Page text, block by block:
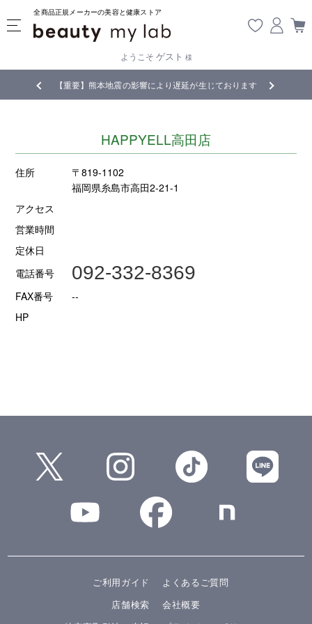
全商品正規メーカーの美容と健康ストア
ようこそ ゲスト 様
【重要】熊本地震の影響により遅延が生じております
HAPPYELL高田店
住所
〒819-1102
福岡県糸島市高田2-21-1
アクセス
営業時間
定休日
電話番号
092-332-8369
FAX番号
--
HP
ご利用ガイド
よくあるご質問
店舗検索
会社概要